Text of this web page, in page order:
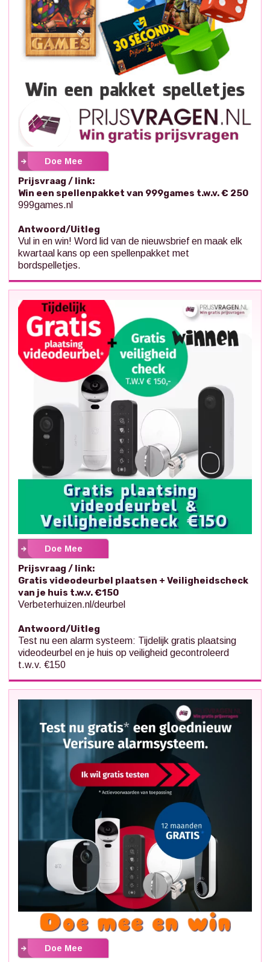
Doe Mee
Prijsvraag / link:
Win een spellenpakket van 999games t.w.v. € 250
999games.nl
Antwoord/Uitleg
Vul in en win! Word lid van de nieuwsbrief en maak elk
kwartaal kans op een spellenpakket met
bordspelletjes.
Doe Mee
Prijsvraag / link:
Gratis videodeurbel plaatsen + Veiligheidscheck
van je huis t.w.v. €150
Verbeterhuizen.nl/deurbel
Antwoord/Uitleg
Test nu een alarm systeem: Tijdelijk gratis plaatsing
videodeurbel en je huis op veiligheid gecontroleerd
t.w.v. €150
Doe Mee